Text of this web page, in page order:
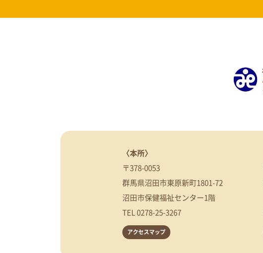
〈本所〉
〒378-0053
群馬県沼田市東原新町1801-72
沼田市保健福祉センター1階
TEL0278-25-3267
アクセスマップ